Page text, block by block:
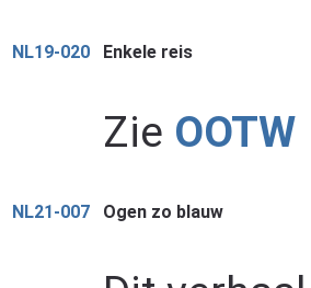
NL19-020 Enkele reis
Zie OOTW
NL21-007 Ogen zo blauw